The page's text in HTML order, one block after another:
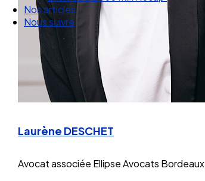
Nous suivre
Laurène DESCHET
Avocat associée Ellipse Avocats Bordeaux